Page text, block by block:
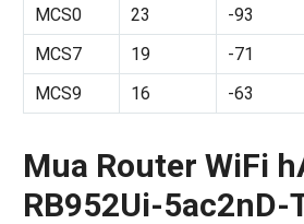
MCS0
23
-93
MCS7
19
-71
MCS9
16 -63
Mua Router WiFi
RB952Ui-5ac2nD-